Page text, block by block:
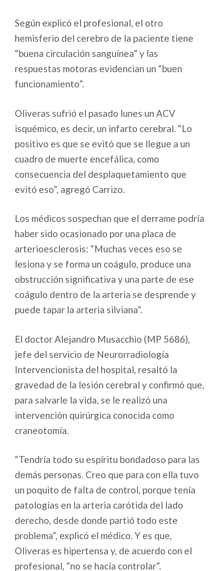
Según explicó el profesional, el otro
hemisferio del cerebro de la paciente tiene
“buena circulación sanguínea” y las
respuestas motoras evidencian un “buen
funcionamiento”.
Oliveras sufrió el pasado lunes un ACV
isquémico, es decir, un infarto cerebral. “Lo
positivo es que se evitó que se llegue a un
cuadro de muerte encefálica, como
consecuencia del desplaquetamiento que
evitó eso”, agregó Carrizo.
Los médicos sospechan que el derrame podría
haber sido ocasionado por una placa de
arterioesclerosis: “Muchas veces eso se
lesiona y se forma un coágulo, produce una
obstrucción significativa y una parte de ese
coágulo dentro de la arteria se desprende y
puede tapar la arteria silviana”.
El doctor Alejandro Musacchio (MP 5686),
jefe del servicio de Neurorradiología
Intervencionista del hospital, resaltó la
gravedad de la lesión cerebral y confirmó que,
para salvarle la vida, se le realizó una
intervención quirúrgica conocida como
craneotomía.
“Tendría todo su espíritu bondadoso para las
demás personas. Creo que para con ella tuvo
un poquito de falta de control, porque tenía
patologías en la arteria carótida del lado
derecho, desde donde partió todo este
problema”, explicó el médico. Y es que,
Oliveras es hipertensa y, de acuerdo con el
profesional, “no se hacía controlar”.